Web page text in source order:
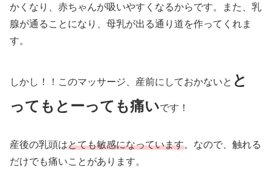
かくなり、赤ちゃんが吸いやすくなるからです。また、乳
腺が通ることになり、母乳が出る通り道を作ってくれま
す。
しかし！！このマッサージ、産前にしておかないと と
ってもとーっても痛いです！
産後の乳頭はとても敏感になっています。なので、触れる
だけでも痛いことがあります。